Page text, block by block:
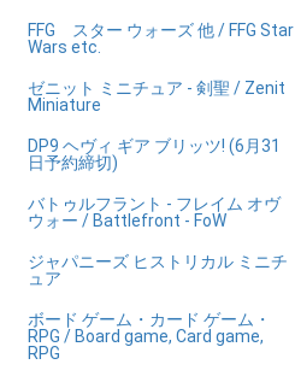
FFG スター ウォーズ 他 / FFG Star
Wars etc.
ゼニット ミニチュア - 剣聖 / Zenit
Miniature
DP9 ヘヴィ ギア ブリッツ! (6月31
日予約締切)
バトゥルフラント - フレイム オヴ
ウォー / Battlefront - FoW
ジャパニーズ ヒストリカル ミニチ
ュア
ボード ゲーム・カード ゲーム・
RPG / Board game, Card game,
RPG